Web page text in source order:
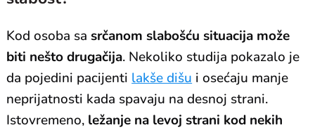
Kod osoba sa srčanom slabošću situacija može
biti nešto drugačija. Nekoliko studija pokazalo je
da pojedini pacijenti lakše dišu i osećaju manje
neprijatnosti kada spavaju na desnoj strani.
Istovremeno, ležanje na levoj strani kod nekih